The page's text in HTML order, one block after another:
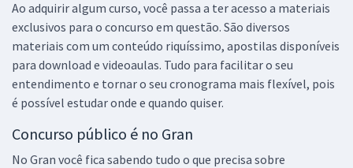
Ao adquirir algum curso, você passa a ter acesso a materiais
exclusivos para o concurso em questão. São diversos
materiais com um conteúdo riquíssimo, apostilas disponíveis
para download e videoaulas. Tudo para facilitar o seu
entendimento e tornar o seu cronograma mais flexível, pois
é possível estudar onde e quando quiser.
Concurso público é no Gran
No Gran você fica sabendo tudo o que precisa sobre